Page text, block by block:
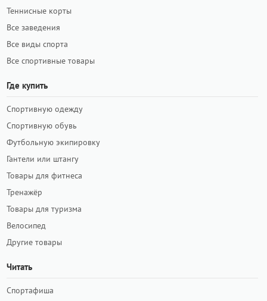
Теннисные корты
Все заведения
Все виды спорта
Все спортивные товары
Где купить
Спортивную одежду
Спортивную обувь
Футбольную экипировку
Гантели или штангу
Товары для фитнеса
Тренажёр
Товары для туризма
Велосипед
Другие товары
Читать
Спортафиша